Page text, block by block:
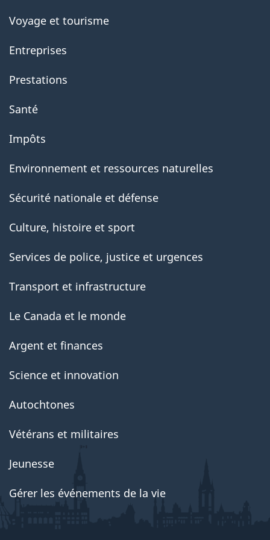
Voyage et tourisme
Entreprises
Prestations
Santé
Impôts
Environnement et ressources naturelles
Sécurité nationale et défense
Culture, histoire et sport
Services de police, justice et urgences
Transport et infrastructure
Le Canada et le monde
Argent et finances
Science et innovation
Autochtones
Vétérans et militaires
Jeunesse
Gérer les événements de la vie